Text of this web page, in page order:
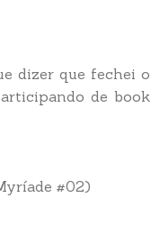
dizer que fechei o
de book
#02)